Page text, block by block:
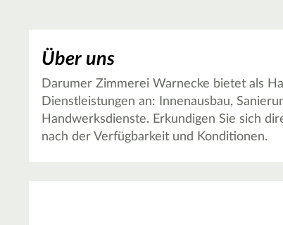
Über uns
Darumer Zimmerei Warnecke bietet als
Dienstleistungen an: Innenausbau,
Handwerksdienste. Erkundigen Sie sich
nach der Verfügbarkeit und Konditionen.